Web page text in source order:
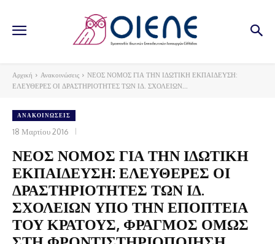
Αρχική Ανακοινώσεις
ΝΕΟΣ ΝΟΜΟΣ ΓΙΑ ΤΗΝ ΙΔΩΤΙΚΗ ΕΚΠΑΙΔΕΥΣΗ:
ΕΛΕΥΘΕΡΕΣ ΟΙ ΔΡΑΣΤΗΡΙΟΤΗΤΕΣ ΤΩΝ ΙΔ. ΣΧΟΛΕΙΩΝ...
ΑΝΑΚΟΙΝΏΣΕΙΣ
18 Μαρτίου 2016
ΝΕΟΣ ΝΟΜΟΣ ΓΙΑ ΤΗΝ ΙΔΩΤΙΚΗ
ΕΚΠΑΙΔΕΥΣΗ: ΕΛΕΥΘΕΡΕΣ ΟΙ
ΔΡΑΣΤΗΡΙΟΤΗΤΕΣ ΤΩΝ ΙΔ.
ΣΧΟΛΕΙΩΝ ΥΠΟ ΤΗΝ ΕΠΟΠΤΕΙΑ
ΤΟΥ ΚΡΑΤΟΥΣ, ΦΡΑΓΜΟΣ ΟΜΩΣ